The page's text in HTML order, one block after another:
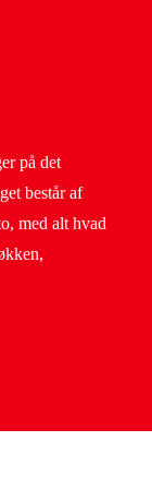
på det
består af
med alt hvad